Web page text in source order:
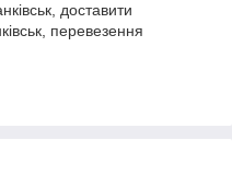
доставити
перевезення